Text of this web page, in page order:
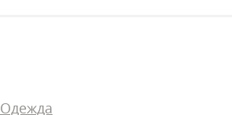
Одежда